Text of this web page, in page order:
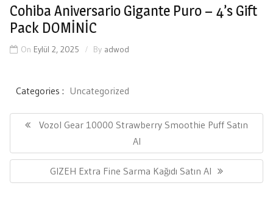
Cohiba Aniversario Gigante Puro – 4’s Gift
Pack DOMİNİC
On Eylül 2, 2025 By adwod
Categories : Uncategorized
gezinmesiPrevious
Vozol Gear 10000 Strawberry Smoothie Puff Satın
Al
Next
Post:
GIZEH Extra Fine Sarma Kağıdı Satın Al